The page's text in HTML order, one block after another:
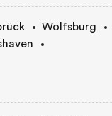
Wolfsburg